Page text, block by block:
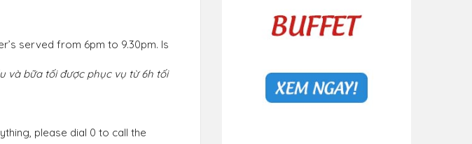
served from 6pm to 9.30pm. Is
và bữa tối được phục vụ từ 6h tối
please dial 0 to call the